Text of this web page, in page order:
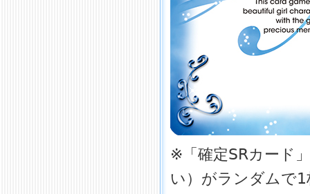
※「確定SRカード
い）がランダムで